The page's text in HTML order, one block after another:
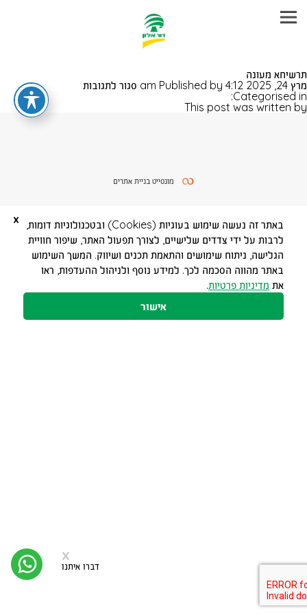
מעבר
מהיר
לתוכן
הראשי
תרשיחא מעונה
מרץ 24, 2025 4:12 am
Published by סגור לתגובותעל
Categorised in:
This post was written by
מונסייט בניית אתרים
x באתר זה נעשה שימוש בעוגיות (Cookies) ובטכנולוגיות דומות,
לרבות על ידי צדדים שלישיים, לצורך תפעול האתר, שיפור חוויית
הגלישה, ניתוח שימושים והתאמת תכנים ושיווק. המשך השימוש
באתר מהווה הסכמה לכך. למידע נוסף ולניהול ההעדפות, ראו
את מדיניות פרטיות.
אישור
סגירה
x
דברו איתנו